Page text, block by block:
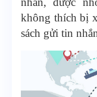
không thích bị
sách gửi tin